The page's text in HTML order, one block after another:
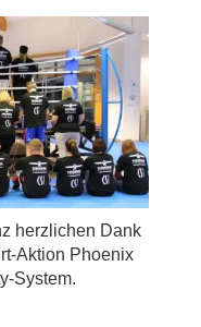
herzlichen Dank
Aktion Phoenix
System.